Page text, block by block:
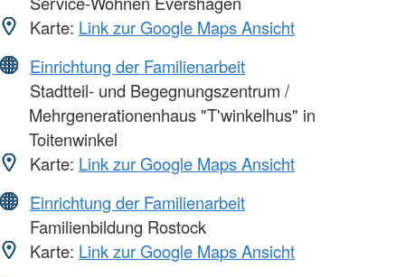
Karte: Link zur Google Maps Ansicht
Einrichtung der Familienarbeit
Stadtteil- und Begegnungszentrum /
Mehrgenerationenhaus "T'winkelhus" in
Toitenwinkel
Karte: Link zur Google Maps Ansicht
Einrichtung der Familienarbeit
Familienbildung Rostock
Karte: Link zur Google Maps Ansicht